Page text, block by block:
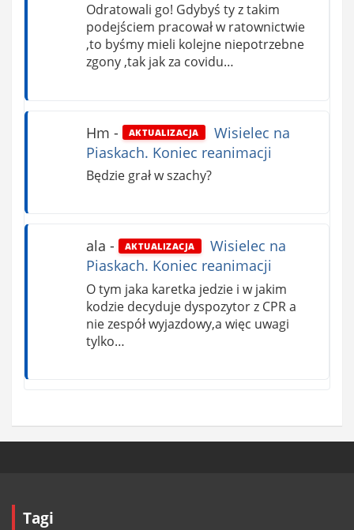
Odratowali go! Gdybyś ty z takim
podejściem pracował w ratownictwie
,to byśmy mieli kolejne niepotrzebne
zgony ,tak jak za covidu…
Hm - AKTUALIZACJA
Wisielec na
Piaskach. Koniec reanimacji
Będzie grał w szachy?
ala - AKTUALIZACJA
Wisielec na
Piaskach. Koniec reanimacji
O tym jaka karetka jedzie i w jakim
kodzie decyduje dyspozytor z CPR a
nie zespół wyjazdowy,a więc uwagi
tylko…
Tagi